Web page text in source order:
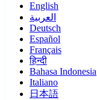
English
العربية
Deutsch
Español
Français
हिन्दी
Bahasa Indonesia
Italiano
日本語